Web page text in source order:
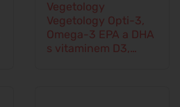
Vegetology
Vegetology Opti-3,
Omega-3 EPA a DHA
s vitaminem D3,